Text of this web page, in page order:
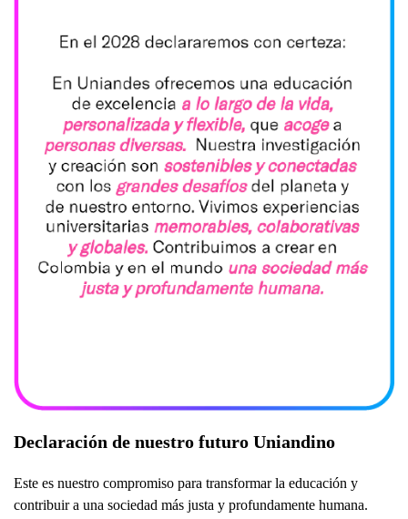
Declaración de nuestro futuro Uniandino
Este es nuestro compromiso para transformar la educación y
contribuir a una sociedad más justa y profundamente humana.